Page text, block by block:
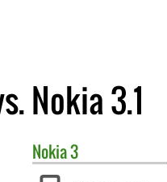
Nokia 3.1
Nokia3